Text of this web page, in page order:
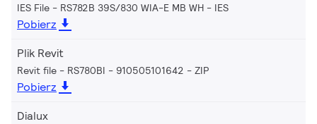
IES File - RS782B 39S/830 WIA-E MB WH IES
Pobierz
Plik Revit
Revit file - RS780BI - 910505101642 ZIP
Pobierz
Dialux